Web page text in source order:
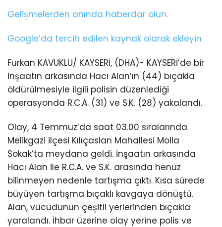
Gelişmelerden anında haberdar olun.
Google’da tercih edilen kaynak olarak ekleyin
Furkan KAVUKLU/ KAYSERİ, (DHA)- KAYSERİ’de bir
inşaatın arkasında Hacı Alan’ın (44) bıçakla
öldürülmesiyle ilgili polisin düzenlediği
operasyonda R.C.A. (31) ve S.K. (28) yakalandı.
Olay, 4 Temmuz’da saat 03.00 sıralarında
Melikgazi ilçesi Kılıçaslan Mahallesi Molla
Sokak’ta meydana geldi. İnşaatın arkasında
Hacı Alan ile R.C.A. ve S.K. arasında henüz
bilinmeyen nedenle tartışma çıktı. Kısa sürede
büyüyen tartışma bıçaklı kavgaya dönüştü.
Alan, vücudunun çeşitli yerlerinden bıçakla
yaralandı. İhbar üzerine olay yerine polis ve